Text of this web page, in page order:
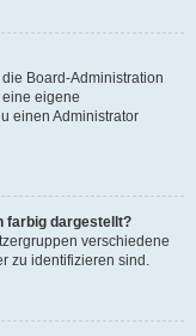
Board-Administration
eigene
einen Administrator
farbig dargestellt?
verschiedene
zu identifizieren sind.